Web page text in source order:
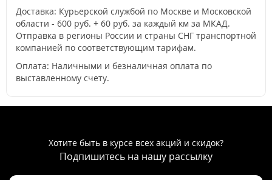
Доставка: Курьерской службой по Москве и Московской
области - 600 руб. + 60 руб. за каждый км за МКАД.
Отправка в регионы России и страны СНГ транспортной
компанией по соответствующим тарифам.
Оплата: Наличными и безналичная оплата по
выставленному счету.
Хотите быть в курсе всех акций и скидок?
Подпишитесь на нашу рассылку